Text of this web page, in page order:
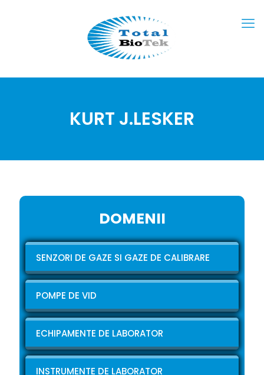
KURT J.LESKER
DOMENII
SENZORI DE GAZE SI GAZE DE CALIBRARE
POMPE DE VID
ECHIPAMENTE DE LABORATOR
INSTRUMENTE DE LABORATOR